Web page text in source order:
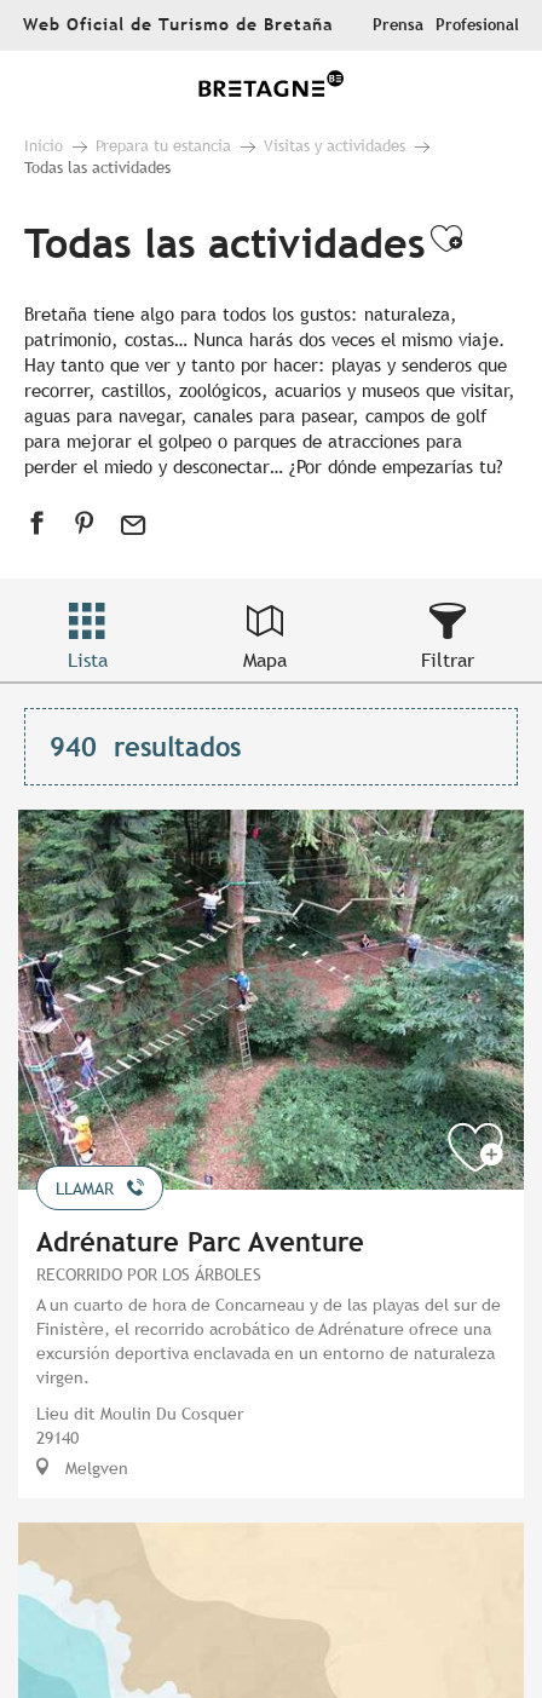
AllerWeb Oficial de Turismo de Bretaña Prensa Profesional
Inicio Prepara tu estancia
Visitas y actividades
Todas las actividades
Todas las actividades
Bretaña tiene algo para todos los gustos: naturaleza,
patrimonio, costas… Nunca harás dos veces el mismo viaje.
Hay tanto que ver y tanto por hacer: playas y senderos que
recorrer, castillos, zoológicos, acuarios y museos que visitar,
aguas para navegar, canales para pasear, campos de golf
para mejorar el golpeo o parques de atracciones para
perder el miedo y desconectar… ¿Por dónde empezarías tu?
Lista Mapa Filtrar
940 resultados
LLAMAR
Adrénature Parc Aventure
RECORRIDO POR LOS ÁRBOLES
A un cuarto de hora de Concarneau y de las playas del sur de
Finistère, el recorrido acrobático de Adrénature ofrece una
excursión deportiva enclavada en un entorno de naturaleza
virgen.
Lieu dit Moulin Du Cosquer
29140
Melgven